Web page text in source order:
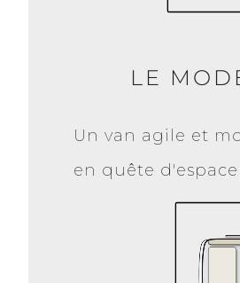
Un van agile et
en quête
LE